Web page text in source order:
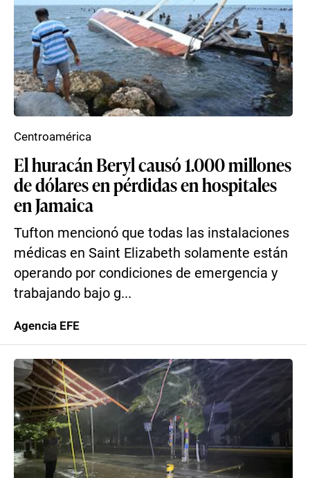
El huracán Beryl causó 1.000 millones
de dólares en pérdidas en hospitales
en Jamaica
Tufton mencionó que todas las instalaciones
médicas en Saint Elizabeth solamente están
operando por condiciones de emergencia y
trabajando bajo g...
Centroamérica
Agencia EFE